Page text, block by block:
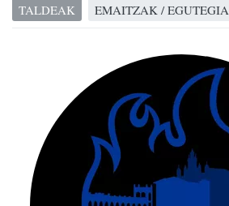
TALDEAK EMAITZAK / EGUTEGIA